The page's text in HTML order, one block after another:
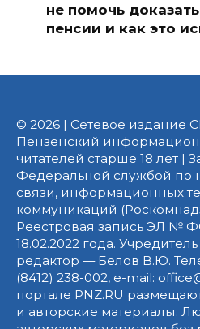
не помочь
пенсии и как это
© 2026 | Сетевое издание
Пензенский
читателей старше 18 лет |
Федеральной службой по
связи, информационных
коммуникаций
Реестровая запись ЭЛ №
18.02.2022 года.
редактор — Белов В.Ю.
(8412) 238-002, e-mail:
портале PNZ.RU
и авторские материалы.